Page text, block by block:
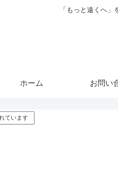
「もっと遠くへ
ホーム お問い
ています